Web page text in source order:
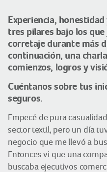
Experiencia,
tres pilares bajo los
corretaje durante más
continuación, una
comienzos, logros y
Cuéntanos sobre tus
seguros.
Empecé de pura
sector textil, pero un día
negocio que me llevó a
Entonces vi que una
buscaba ejecutivos